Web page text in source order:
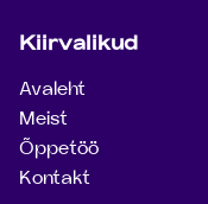
Kiirvalikud
Avaleht
Meist
Õppetöö
Kontakt